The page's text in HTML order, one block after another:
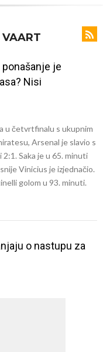
dovoljno sredstava,
eura
ponizio Real Madrid kao
Garosu, sada je dao
VAART
ponašanje je
Nisi
u četvrtfinalu s ukupnim
Arsenal je slavio s
Saka je u 65. minuti
Vinicius je izjednačio.
golom u 93. minuti.
o nastupu za